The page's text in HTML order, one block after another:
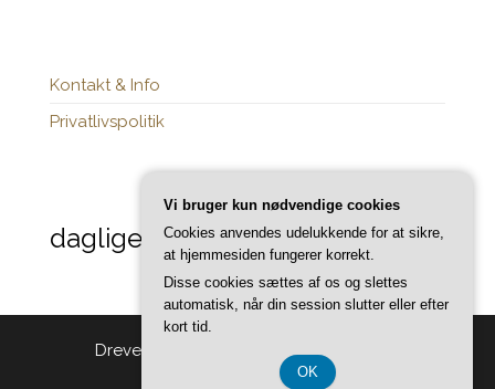
Kontakt & Info
Privatlivspolitik
daglige-opdateringer.dk
Drevet af Tema:Head Blog
Vi bruger kun nødvendige cookies
Cookies anvendes udelukkende for at sikre,
at hjemmesiden fungerer korrekt.
Disse cookies sættes af os og slettes
automatisk, når din session slutter eller efter
kort tid.
OK